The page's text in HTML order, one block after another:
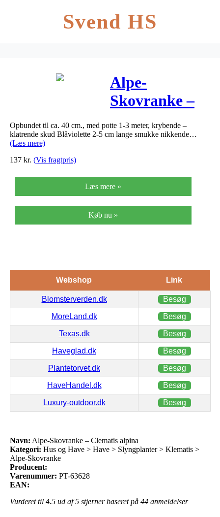
Svend HS
Alpe-
Skovranke –
Clematis
alpina
Opbundet til ca. 40 cm., med potte 1-3 meter, krybende –
klatrende skud Blåviolette 2-5 cm lange smukke nikkende…
(Læs mere)
137 kr. (Vis fragtpris)
Læs mere »
Køb nu »
Webshop Link
Blomsterverden.dk Besøg
MoreLand.dk Besøg
Texas.dk Besøg
Haveglad.dk Besøg
Plantetorvet.dk Besøg
HaveHandel.dk Besøg
Luxury-outdoor.dk Besøg
Navn: Alpe-Skovranke – Clematis alpina
Kategori: Hus og Have > Have > Slyngplanter > Klematis >
Alpe-Skovranke
Producent:
Varenummer: PT-63628
EAN:
Vurderet til 4.5 ud af 5 stjerner baseret på 44 anmeldelser